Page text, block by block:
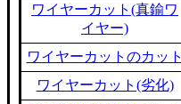
ワイヤーカット(真鍮ワ
イヤー)
ワイヤーカットのカット
ワイヤーカット(劣化)